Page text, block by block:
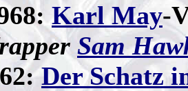
Karl May-
Sam
Der Schatz